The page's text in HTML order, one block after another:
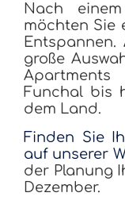
Nach
möchten Sie
Entspannen.
große
Funchal bis
dem Land.
Finden Sie
auf unserer
der Planung
Dezember.